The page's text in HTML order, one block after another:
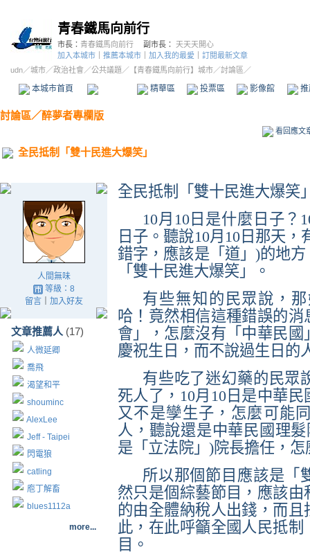
青春鐵馬向前行
市長： 青春鐵馬向前行 副市長： 天天天開心
加入本城市
推薦本城市 加入我的最愛
訂閱最新文章
udn／城市／政治社會 ／公共議題 ／ 【青春鐵馬向前行】城市／討論區／
本城市首頁 精華區 投票區 影像館
討論區／醉夢者專欄版
看回應文
全民抵制「雙十民進大爆笑」
人間無味
等級：8
留言｜ 加入好友
文章推薦人 (17)
人微延卿
喬飛
渴望和平
shouminc
AlexLee
Jeff - Taipei
閃電狼
catling
庖丁解畜
blues1112a
more...
全民抵制「雙十民進大爆笑
10月 10日 是什麼日子？
日子。聽說10月 10日 那天，
錯字，應該是「道」)的地
「雙十民進大爆笑」。
有些無知的民眾說，
哈！竟然相信這種錯誤的
會」，怎麼沒有「中華民
慶祝生日，而不說過生日的
有些吃了迷幻藥的民眾
死人了， 10月 10日 是中華民
又不是孿生子，怎麼可能
人，聽說還是中華民國理髮
是「立法院」 )院長擔任，
所以那個節目應該是「
然只是個綜藝節目，應該
的由全體納稅人出錢，而
此，在此呼籲全國人民抵
目。